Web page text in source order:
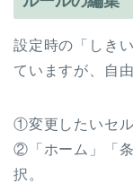
設定時の「しき
ていますが、自
①変更したいセル
②「ホーム」「
択。